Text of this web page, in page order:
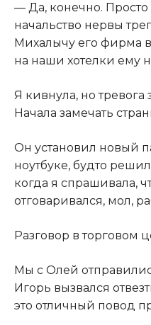
— Да, конечно. Просто
начальство нервы
Михалычу его фирма
на наши хотелки ему
Я кивнула, но тревога
Начала замечать
Он установил новый
ноутбуке, будто
когда я спрашивала,
отговаривался, мол,
Разговор в торговом
Мы с Олей
Игорь вызвался
это отличный повод